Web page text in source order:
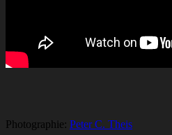
Photographie: Peter C. Theis